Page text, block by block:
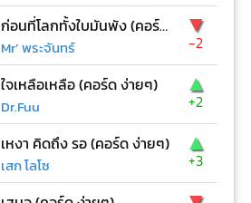
ก่อนที่โลกทั้งใบมันพัง (คอร์ด ง่ายๆ)
Mr’ พระจันทร์
▼
-2
ใจเหลือเหลือ (คอร์ด ง่ายๆ)
Dr.Fuu
▲
+2
เหงา คิดถึง รอ (คอร์ด ง่ายๆ)
เสก โลโซ
▲
+3